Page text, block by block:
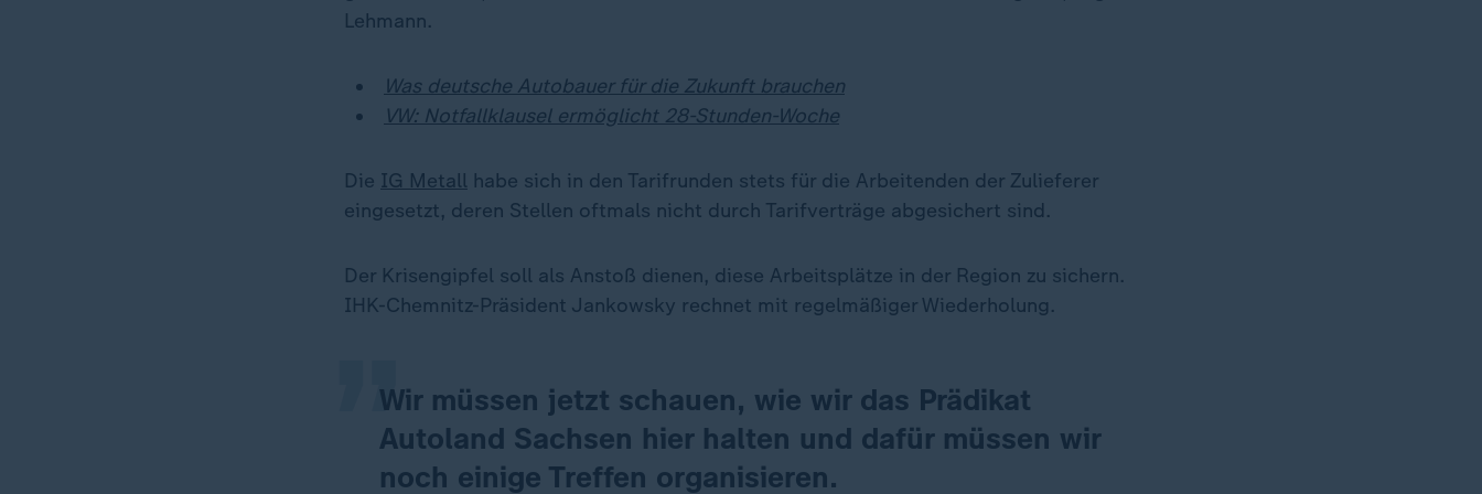
Lehmann.
Was deutsche Autobauer für die Zukunft brauchen
VW: Notfallklausel ermöglicht 28-Stunden-Woche
Die IG Metall habe sich in den Tarifrunden stets für die Arbeitenden der Zulieferer
eingesetzt, deren Stellen oftmals nicht durch Tarifverträge abgesichert sind.
Der Krisengipfel soll als Anstoß dienen, diese Arbeitsplätze in der Region zu sichern.
IHK-Chemnitz-Präsident Jankowsky rechnet mit regelmäßiger Wiederholung.
Wir müssen jetzt schauen, wie wir das Prädikat
Autoland Sachsen hier halten und dafür müssen wir
noch einige Treffen organisieren.
„